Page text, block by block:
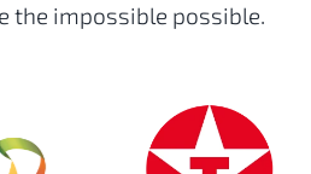
the impossible possible.